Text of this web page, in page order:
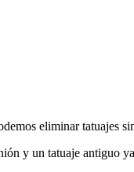
eliminar tatuajes
y un tatuaje antiguo